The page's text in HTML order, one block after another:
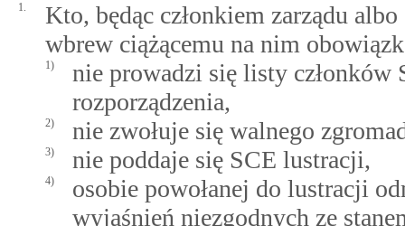
1.
Kto, będąc członkiem zarządu
wbrew ciążącemu na nim
1)
nie prowadzi się listy członków
rozporządzenia,
2) nie zwołuje się walnego
3) nie poddaje się SCE lustracji,
4)
osobie powołanej do lustracji
wyjaśnień niezgodnych ze